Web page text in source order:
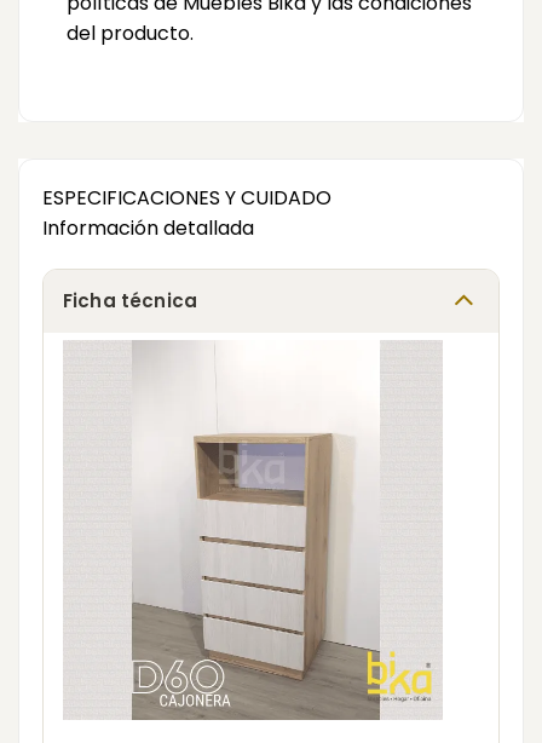
del producto.
ESPECIFICACIONES Y CUIDADO
Información detallada
Ficha técnica